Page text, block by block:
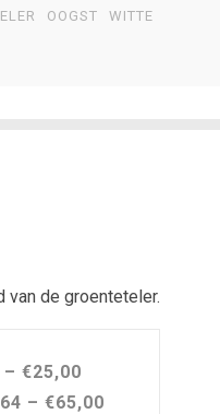
OOGST WITTE
van de groenteteler.
– €25,00
– €65,00